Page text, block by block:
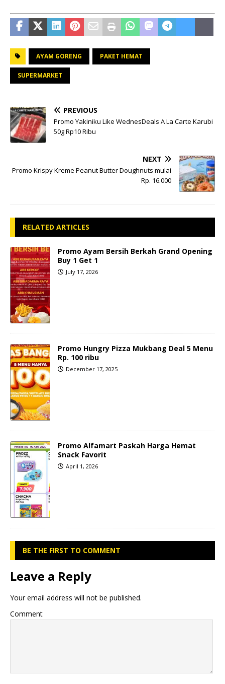
AYAM GORENG PAKET HEMAT
SUPERMARKET
PREVIOUS
Promo Yakiniku Like WednesDeals A La Carte Karubi
50g Rp10 Ribu
NEXT
Promo Krispy Kreme Peanut Butter Doughnuts mulai
Rp. 16.000
RELATED ARTICLES
Promo Ayam Bersih Berkah Grand Opening
Buy 1 Get 1
July 17, 2026
Promo Hungry Pizza Mukbang Deal 5 Menu
Rp. 100 ribu
December 17, 2025
Promo Alfamart Paskah Harga Hemat
Snack Favorit
April 1, 2026
BE THE FIRST TO COMMENT
Leave a Reply
Your email address will not be published.
Comment